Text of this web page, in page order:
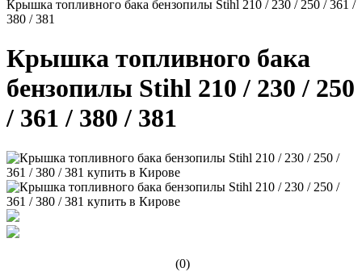
Крышка топливного бака бензопилы Stihl 210 / 230 / 250 / 361 /
380 / 381
Крышка топливного бака
бензопилы Stihl 210 / 230 / 250
/ 361 / 380 / 381
(0)